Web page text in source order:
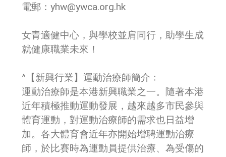
電郵：yhw@ywca.org.hk
女青適健中心，與學校並肩同行，助學生成
就健康職業未來！
^【新興行業】運動治療師簡介﹕
運動治療師是本港新興職業之一。隨著本港
近年積極推動運動發展，越來越多市民參與
體育運動，對運動治療師的需求也日益增
加。各大體育會近年亦開始增聘運動治療
師，於比賽時為運動員提供治療、為受傷的